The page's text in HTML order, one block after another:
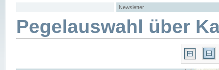
Newsletter
Pegelauswahl über